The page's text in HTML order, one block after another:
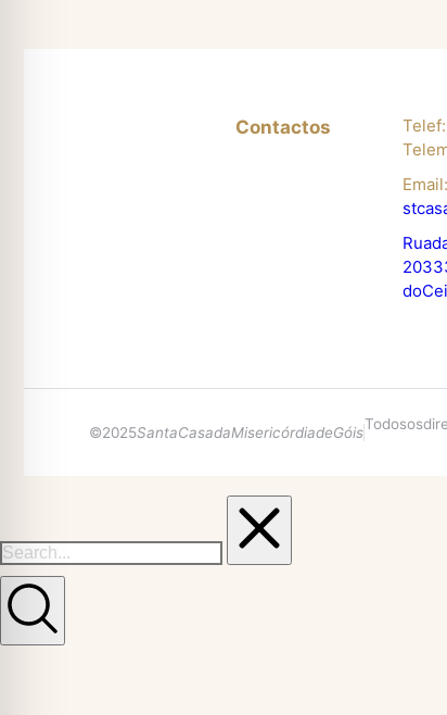
Contactos Telef:
Email:
Rua
20
do
© 2025Santa Casa da Misericórdia de GóisTodos os